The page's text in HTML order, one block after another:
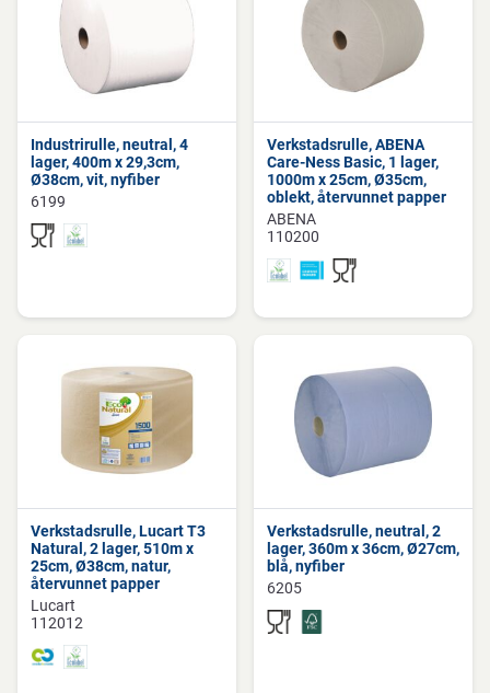
Industrirulle, neutral, 4
lager, 400m x 29,3cm,
Ø38cm, vit, nyfiber
6199
Verkstadsrulle, ABENA
Care-Ness Basic, 1 lager,
1000m x 25cm, Ø35cm,
oblekt, återvunnet papper
ABENA
110200
Verkstadsrulle, Lucart T3
Natural, 2 lager, 510m x
25cm, Ø38cm, natur,
återvunnet papper
Lucart
112012
Verkstadsrulle, neutral, 2
lager, 360m x 36cm, Ø27cm,
blå, nyfiber
6205